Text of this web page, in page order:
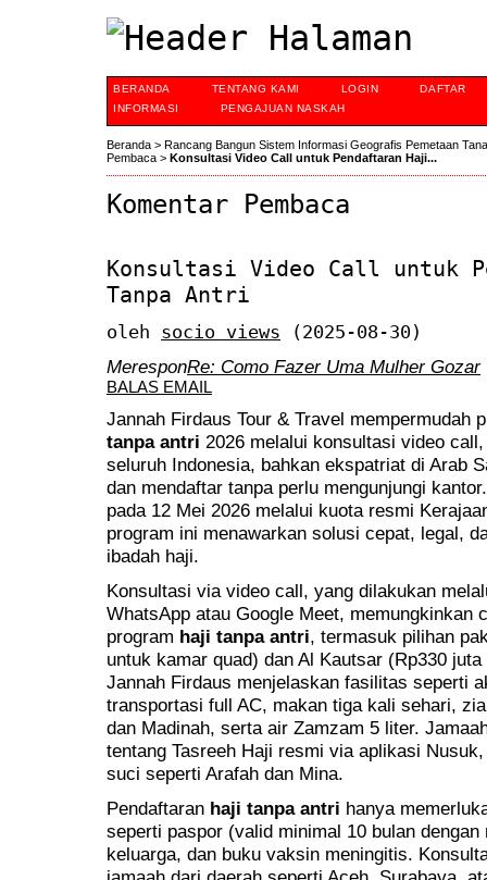
BERANDA TENTANG KAMI LOGIN
DAFTAR
INFORMASI
PENGAJUAN NASKAH
Beranda > Rancang Bangun Sistem Informasi Geografis Pemetaan
Pembaca > Konsultasi Video Call untuk Pendaftaran Haji...
Komentar Pembaca
Konsultasi Video Call untuk
Tanpa Antri
oleh socio views (2025-08-30)
MeresponRe: Como Fazer Uma Mulher Gozar
BALAS EMAIL
Jannah Firdaus Tour & Travel mempermudah
tanpa antri 2026 melalui konsultasi video
seluruh Indonesia, bahkan ekspatriat di Arab
dan mendaftar tanpa perlu mengunjungi
pada 12 Mei 2026 melalui kuota resmi
program ini menawarkan solusi cepat, legal,
ibadah haji.
Konsultasi via video call, yang dilakukan
WhatsApp atau Google Meet, memungkinkan
program haji tanpa antri, termasuk pilihan
untuk kamar quad) dan Al Kautsar (Rp330
Jannah Firdaus menjelaskan fasilitas seperti
transportasi full AC, makan tiga kali sehari,
dan Madinah, serta air Zamzam 5 liter.
tentang Tasreeh Haji resmi via aplikasi
suci seperti Arafah dan Mina.
Pendaftaran haji tanpa antri hanya
seperti paspor (valid minimal 10 bulan
keluarga, dan buku vaksin meningitis.